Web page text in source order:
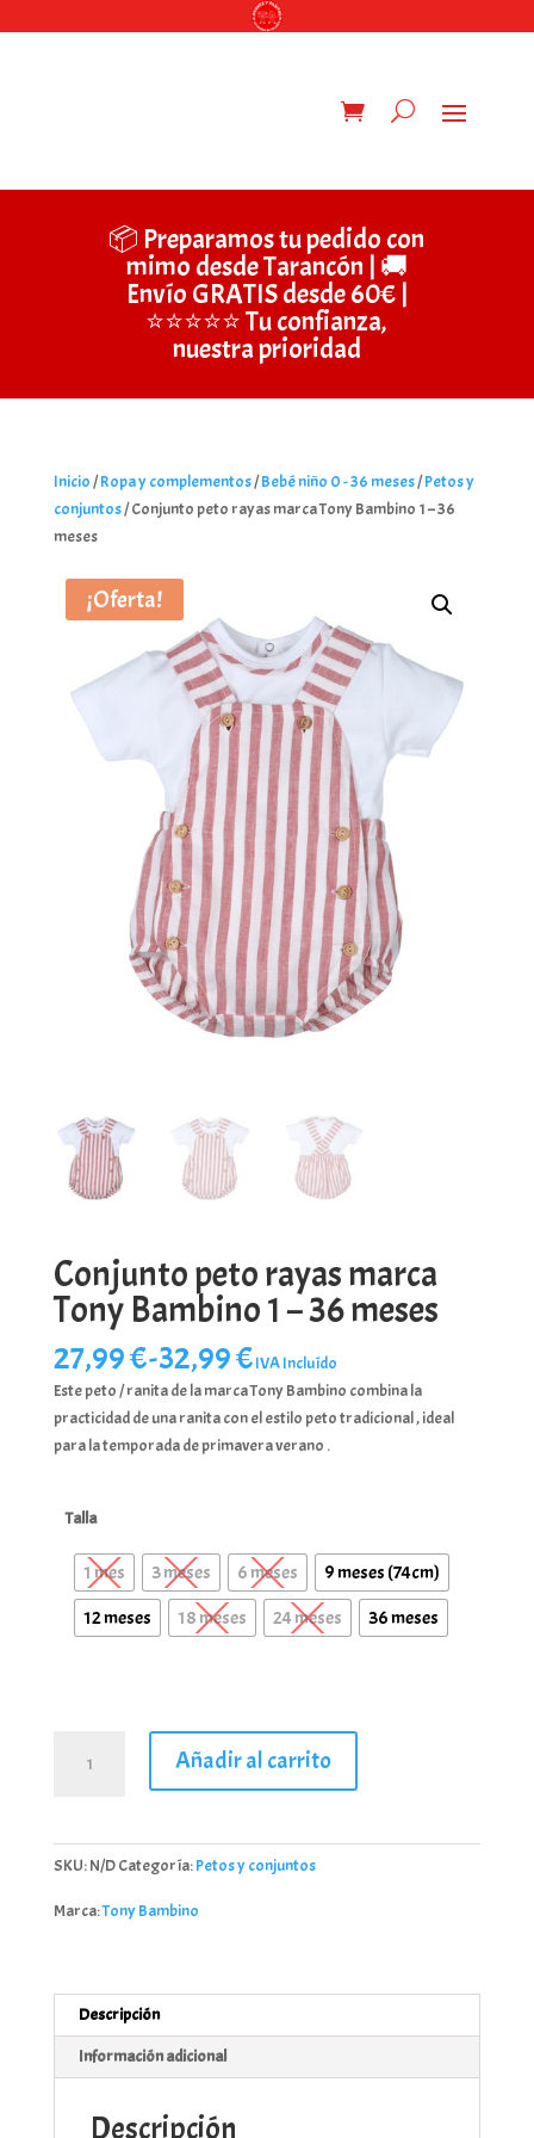
📦 Preparamos tu pedido con
mimo desde Tarancón | 🚚
Envío GRATIS desde 60€ |
⭐⭐⭐⭐⭐ Tu confianza,
nuestra prioridad
Inicio/Ropa y complementos/Bebé niño 0 - 36 meses/Petos y
conjuntos/ Conjunto peto rayas marca Tony Bambino 1 – 36
meses
¡Oferta!
Conjunto peto rayas marca
Tony Bambino 1 – 36 meses
27,99€-32,99€Rango
de
precios:
desde
IVA Incluído
Este peto / ranita de la marca Tony Bambino combina la
practicidad de una ranita con el estilo peto tradicional , ideal
para la temporada de primavera verano .
Talla
1 mes 3 meses 6 meses
9 meses (74cm)
12 meses
18 meses 24 meses 36 meses
1
meses
cantidad
Añadir al carrito
SKU:N/DCategoría:Petos y conjuntos
Marca:Tony Bambino
Descripción
Información adicional
Descripción